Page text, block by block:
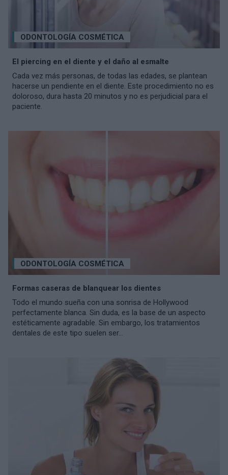
ODONTOLOGÍA COSMÉTICA
El piercing en el diente y el daño al esmalte
Cada vez más personas, de todas las edades, se plantean
hacerse un pendiente en el diente. Este procedimiento no es
doloroso, dura hasta 20 minutos y no es perjudicial para el
paciente.
ODONTOLOGÍA COSMÉTICA
Formas caseras de blanquear los dientes
Todo el mundo sueña con una sonrisa de Hollywood
perfectamente blanca. Sin duda, es la base de un aspecto
estéticamente agradable. Sin embargo, los tratamientos
dentales de este tipo suelen ser...